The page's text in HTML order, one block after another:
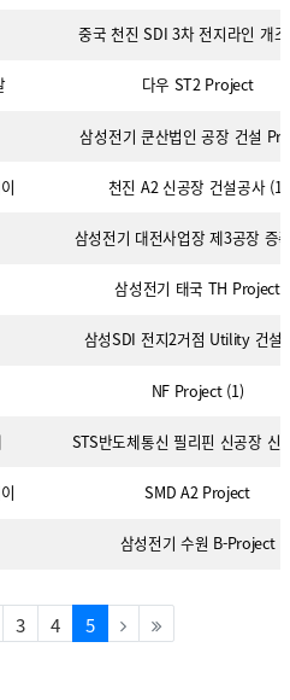
중국 천진 SDI 3차 전지라인 개
다우 ST2 Project
삼성전기 쿤산법인 공장 건설
천진 A2 신공장 건설공사 (1)
삼성전기 대전사업장 제3공장 증
삼성전기 태국 TH Project
삼성SDI 전지2거점 Utility 건설
NF Project (1)
STS반도체통신 필리핀 신공장 신
SMD A2 Project
삼성전기 수원 B-Project
3 4 5(current)